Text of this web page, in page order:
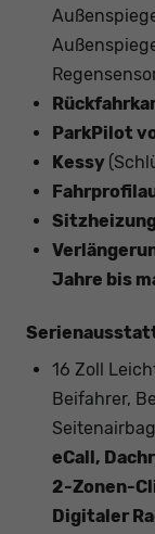
ParkPilot
Kessy
Jahre bis
16 Zoll
Beifahrer,
eCall,
2-Zonen-
Digitaler